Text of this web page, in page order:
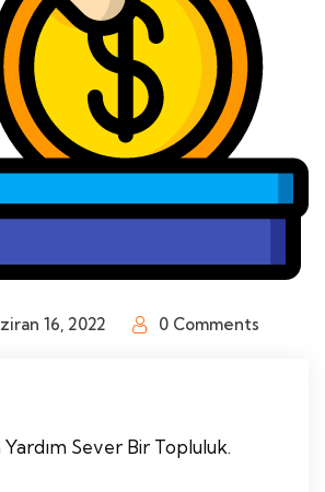
16, 2022 0 Comments
Sever Bir Topluluk.